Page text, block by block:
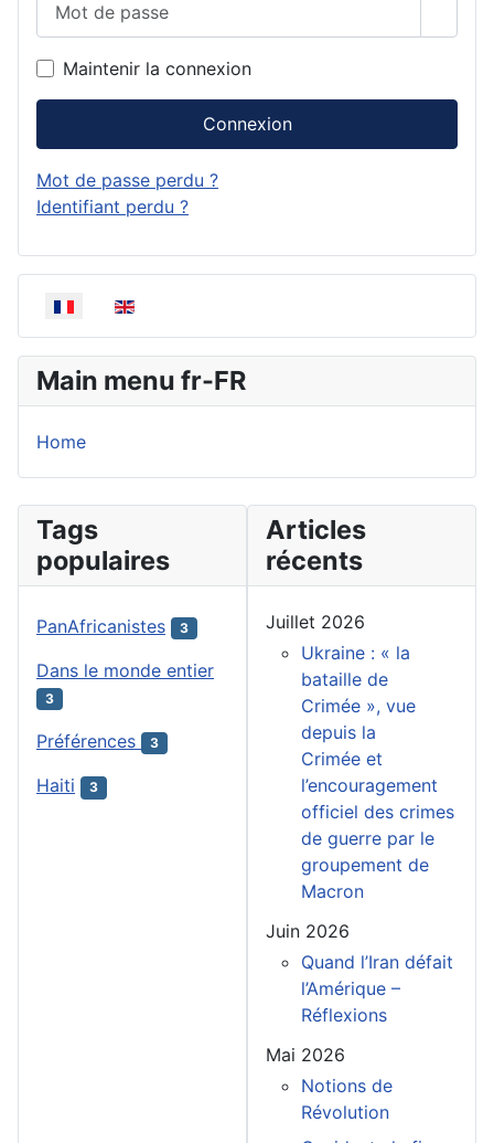
Maintenir la connexion
Connexion
Mot de passe perdu ?
Identifiant perdu ?
Sélectionnez votre langue
Main menu fr-FR
Home
Tags
populaires
PanAfricanistes 3
Dans le monde entier
3
Préférences 3
Haiti 3
Articles
récents
Juillet 2026
Ukraine : « la
bataille de
Crimée », vue
depuis la
Crimée et
l’encouragement
officiel des crimes
de guerre par le
groupement de
Macron
Juin 2026
Quand l’Iran défait
l’Amérique –
Réflexions
Mai 2026
Notions de
Révolution